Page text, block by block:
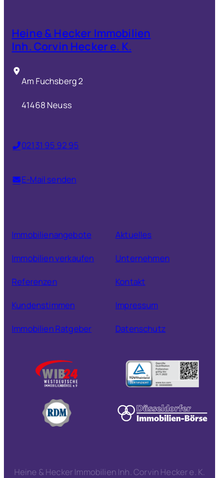
Heine & Hecker Immobilien
Inh. Corvin Hecker e. K.
Am Fuchsberg 2
41468 Neuss
02131 95 92 95
E-Mail senden
Immobilienangebote
Immobilien verkaufen
Referenzen
Kundenstimmen
Immobilien Ratgeber
Aktuelles
Unternehmen
Kontakt
Impressum
Datenschutz
Heine & Hecker Immobilien Inh. Corvin Hecker e. K.